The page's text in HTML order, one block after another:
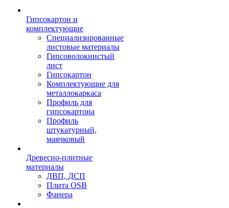
Гипсокартон и
комплектующие
Специализированные
листовые материалы
Гипсоволокнистый
лист
Гипсокартон
Комплектующие для
металлокаркаса
Профиль для
гипсокартона
Профиль
штукатурный,
маячковый
Древесно-плитные
материалы
ДВП, ДСП
Плита OSB
Фанера